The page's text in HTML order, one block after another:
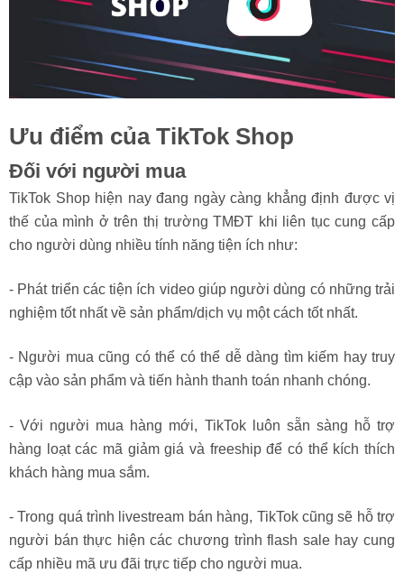
Ưu điểm của TikTok Shop
Đối với người mua
TikTok Shop hiện nay đang ngày càng khẳng định được vị
thế của mình ở trên thị trường TMĐT khi liên tục cung cấp
cho người dùng nhiều tính năng tiện ích như:
- Phát triển các tiện ích video giúp người dùng có những trải
nghiệm tốt nhất về sản phẩm/dịch vụ một cách tốt nhất.
- Người mua cũng có thể có thể dễ dàng tìm kiếm hay truy
cập vào sản phẩm và tiến hành thanh toán nhanh chóng.
- Với người mua hàng mới, TikTok luôn sẵn sàng hỗ trợ
hàng loạt các mã giảm giá và freeship để có thể kích thích
khách hàng mua sắm.
- Trong quá trình livestream bán hàng, TikTok cũng sẽ hỗ trợ
người bán thực hiện các chương trình flash sale hay cung
cấp nhiều mã ưu đãi trực tiếp cho người mua.